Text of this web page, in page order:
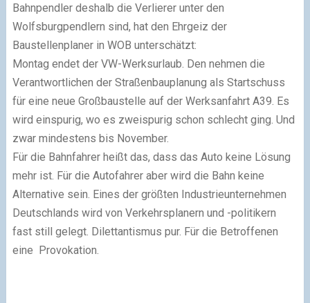
Bahnpendler deshalb die Verlierer unter den
Wolfsburgpendlern sind, hat den Ehrgeiz der
Baustellenplaner in WOB unterschätzt:
Montag endet der VW-Werksurlaub. Den nehmen die
Verantwortlichen der Straßenbauplanung als Startschuss
für eine neue Großbaustelle auf der Werksanfahrt A39. Es
wird einspurig, wo es zweispurig schon schlecht ging. Und
zwar mindestens bis November.
Für die Bahnfahrer heißt das, dass das Auto keine Lösung
mehr ist. Für die Autofahrer aber wird die Bahn keine
Alternative sein. Eines der größten Industrieunternehmen
Deutschlands wird von Verkehrsplanern und -politikern
fast still gelegt. Dilettantismus pur. Für die Betroffenen
eine Provokation.